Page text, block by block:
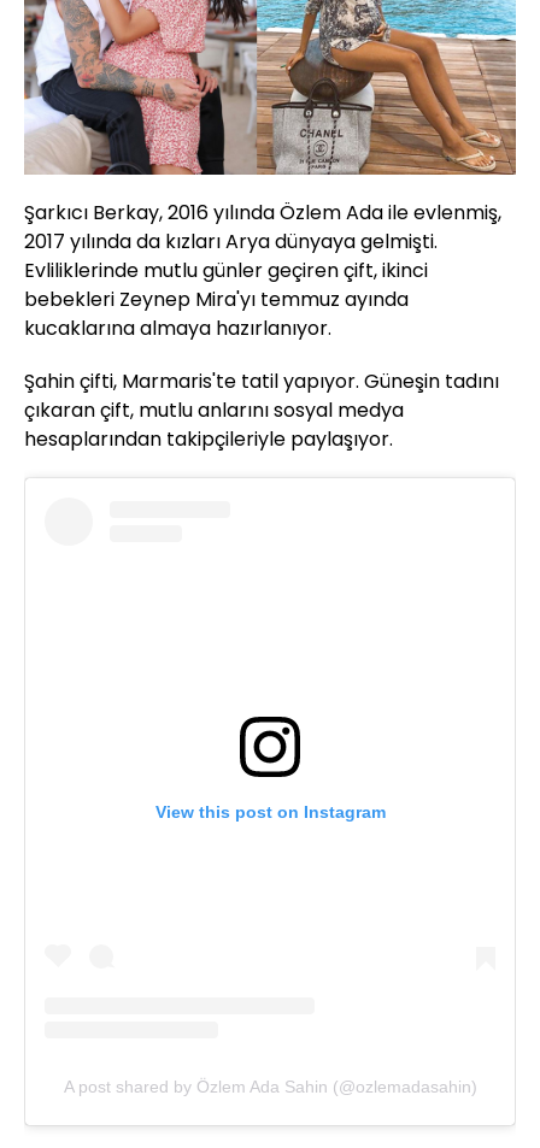
Şarkıcı Berkay, 2016 yılında Özlem Ada ile evlenmiş,
2017 yılında da kızları Arya dünyaya gelmişti.
Evliliklerinde mutlu günler geçiren çift, ikinci
bebekleri Zeynep Mira'yı temmuz ayında
kucaklarına almaya hazırlanıyor.
Şahin çifti, Marmaris'te tatil yapıyor. Güneşin tadını
çıkaran çift, mutlu anlarını sosyal medya
hesaplarından takipçileriyle paylaşıyor.
View this post on Instagram
A post shared by Özlem Ada Sahin (@ozlemadasahin)